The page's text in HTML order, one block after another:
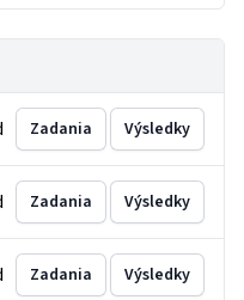
Zadania Výsledky
Zadania Výsledky
Zadania Výsledky